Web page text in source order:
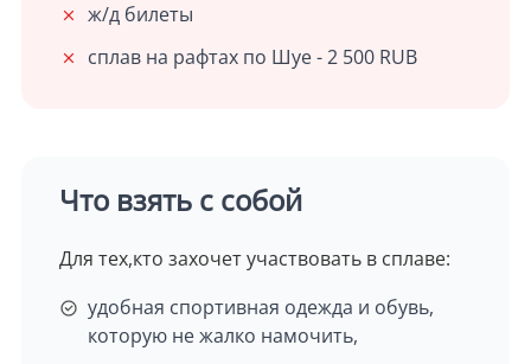
ж/д билеты
сплав на рафтах по Шуе - 2 500 RUB
Что взять с собой
Для тех,кто захочет участвовать в сплаве:
удобная спортивная одежда и обувь,
которую не жалко намочить,